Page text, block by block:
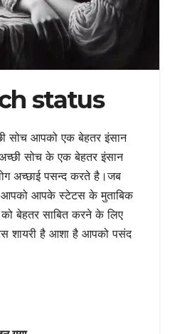
status
सोच आपको एक बेहतर इंसान
सोच के एक बेहतर इंसान
अच्छाई पसन्द करते है।जब
आपके स्टेटस के मुताबिक
बेहतर साबित करने के लिए
शायरी है आशा है आपको पसंद